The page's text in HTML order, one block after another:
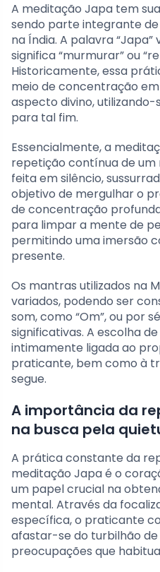
A meditação Japa tem
sendo parte integrante
na Índia. A palavra
significa “murmurar” ou
Historicamente, essa
meio de concentração
aspecto divino,
para tal fim.
Essencialmente, a
repetição contínua de um
feita em silêncio,
objetivo de mergulhar o
de concentração
para limpar a mente de
permitindo uma imersão
presente.
Os mantras utilizados na
variados, podendo ser
som, como “Om”, ou por
significativas. A escolha
intimamente ligada ao
praticante, bem como à
segue.
A importância da
na busca pela
A prática constante da
meditação Japa é o
um papel crucial na
mental. Através da
específica, o praticante
afastar-se do turbilhão
preocupações que